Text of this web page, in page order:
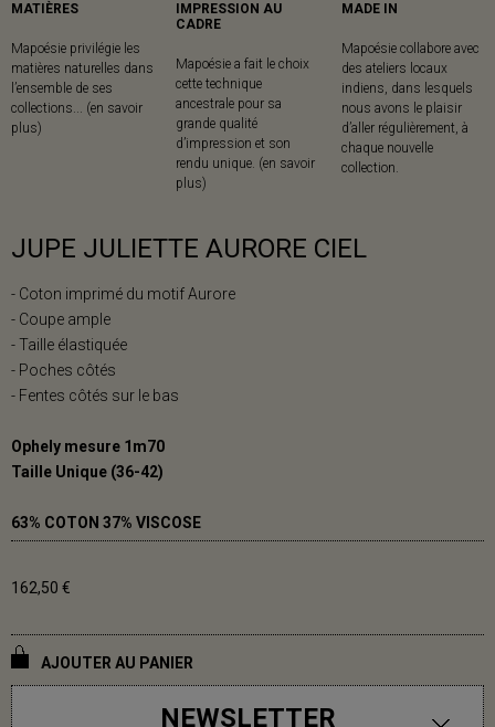
NEWSLETTER
MATIÈRES
Mapoésie privilégie les
matières naturelles dans
l’ensemble de ses
collections... (en savoir
plus)
IMPRESSION AU
CADRE
Mapoésie a fait le choix
cette technique
ancestrale pour sa
grande qualité
d’impression et son
rendu unique. (en savoir
plus)
MADE IN
Mapoésie collabore avec
des ateliers locaux
indiens, dans lesquels
nous avons le plaisir
d’aller régulièrement, à
chaque nouvelle
collection.
JUPE JULIETTE AURORE CIEL
- Coton imprimé du motif Aurore
- Coupe ample
- Taille élastiquée
- Poches côtés
- Fentes côtés sur le bas
Ophely mesure 1m70
Taille Unique (36-42)
63% COTON 37% VISCOSE
162,50 €
AJOUTER AU PANIER